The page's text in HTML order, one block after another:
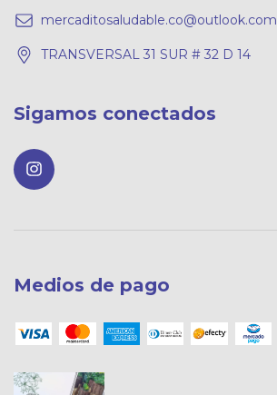
mercaditosaludable.co@outlook.com
TRANSVERSAL 31 SUR # 32 D 14
Sigamos conectados
Medios de pago